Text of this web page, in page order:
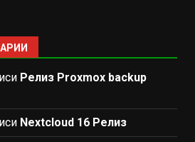
Релиз Proxmox backup
Nextcloud 16 Релиз